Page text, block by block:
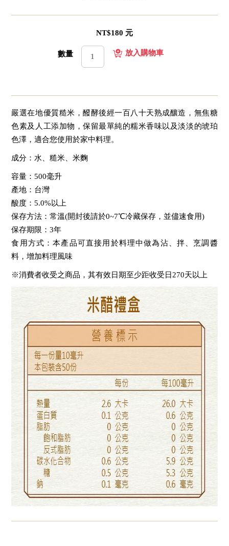
NT$180 元
數量
嚴選在地優質糙米，醱酵後經一百八十天熟成釀造，無焦糖
色素及人工添加物，保留最單純的糯米香味以及淡淡的琥珀
色澤，適合您使用於家中料理。
成分：水、糙米、米麴
容量：500毫升
產地：台灣
酸度：5.0%以上
保存方法：常溫(開封後請於0~7℃冷藏保存，並儘速食用)
保存期限：3年
食用方式：本產品可直接用於料理中做為沾、拌、烹調醬
料，增加料理風味
※消費者收受之商品，其有效日期至少距收受日270天以上